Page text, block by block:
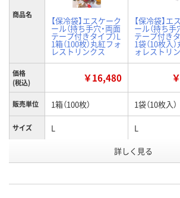
商品名
【保冷袋】エスケーク
ール（持ち手穴・両面
テープ付きタイプ）L
1箱（100枚）丸紅フォ
レストリンクス
【保冷袋】エ
ール（持ち手
テープ付き
1袋（10枚入
ォレストリ
価格
(税込)
￥16,480
販売単位 1箱（100枚） 1袋（10枚入）
サイズ L L
WN77251
詳しく見る